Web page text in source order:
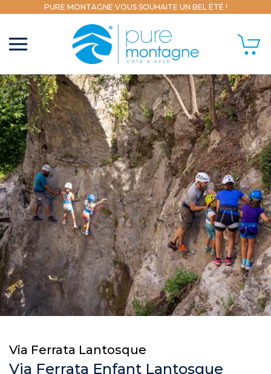
PURE MONTAGNE VOUS SOUHAITE UN BEL ÉTÉ !
Via Ferrata Lantosque
Via Ferrata Enfant Lantosque